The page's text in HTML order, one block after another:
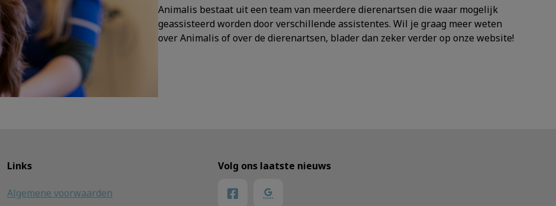
Animalis bestaat uit een team van meerdere dierenartsen die waar mogelijk
geassisteerd worden door verschillende assistentes. Wil je graag meer weten
over Animalis of over de dierenartsen, blader dan zeker verder op onze website!
Links
Algemene voorwaarden
Volg ons laatste nieuws